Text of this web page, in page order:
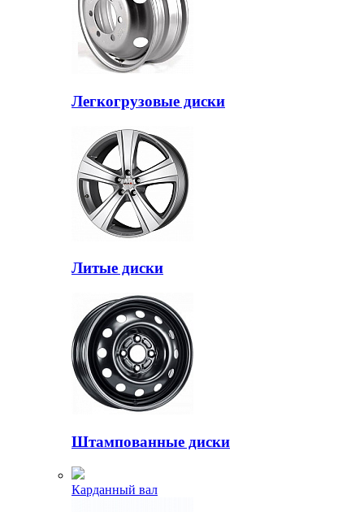
Легкогрузовые диски
Литые диски
Штампованные диски
Карданный вал